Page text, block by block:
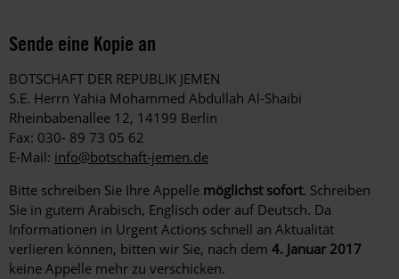
Sende eine Kopie an
BOTSCHAFT DER REPUBLIK JEMEN
S.E. Herrn Yahia Mohammed Abdullah Al-Shaibi
Rheinbabenallee 12, 14199 Berlin
Fax: 030- 89 73 05 62
E-Mail: info@botschaft-jemen.de
Bitte schreiben Sie Ihre Appelle möglichst sofort. Schreiben
Sie in gutem Arabisch, Englisch oder auf Deutsch. Da
Informationen in Urgent Actions schnell an Aktualität
verlieren können, bitten wir Sie, nach dem 4. Januar 2017
keine Appelle mehr zu verschicken.